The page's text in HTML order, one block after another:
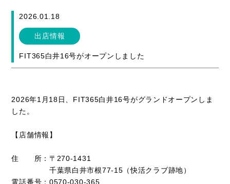
2026.01.18
出店情報
FIT365白井16号がオープンしました
2026年1月18日、FIT365白井16号がグランドオープンしま
した。
【店舗情報】
住 所：〒270‐1431
千葉県白井市根77‐15（快活クラブ跡地）
電話番号：0570‐030‐365